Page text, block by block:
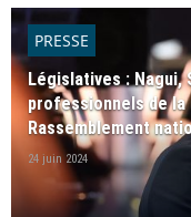
PRESSE
Législatives : Nagui,
professionnels de
Rassemblement
24 juin 2024